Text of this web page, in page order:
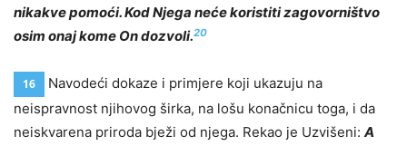
nikakve pomoći. Kod Njega neće koristiti zagovorništvo
osim onaj kome On dozvoli.20
16
Navodeći dokaze i primjere koji ukazuju na
neispravnost njihovog širka, na lošu konačnicu toga, i da
neiskvarena priroda bježi od njega. Rekao je Uzvišeni: A